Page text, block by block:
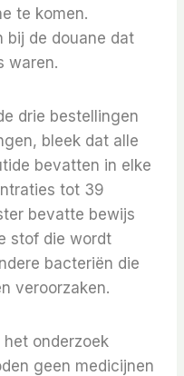
te komen.
bij de douane dat
waren.
drie bestellingen
bleek dat alle
bevatten in elke
tot 39
bevatte bewijs
stof die wordt
bacteriën die
veroorzaken.
onderzoek
geen medicijnen